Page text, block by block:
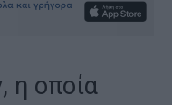
η οποία